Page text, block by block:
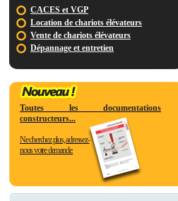
CACES et VGP
Location de chariots élévateurs
Vente de chariots élévateurs
Dépannage et entretien
Toutes les documentations
constructeurs...
Ne cherchez plus, adressez-
nous votre demande.